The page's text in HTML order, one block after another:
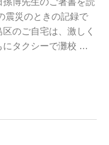
震災のときの記録で
のご自宅は、激しく
にタクシーで灘校 …